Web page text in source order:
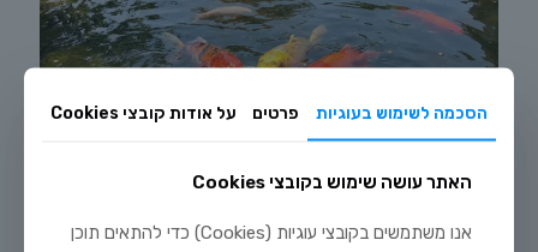
הסכמה לשימוש בעוגיות פרטים על אודות קובצי Cookies
האתר עושה שימוש בקובצי Cookies
אנו משתמשים בקובצי עוגיות (Cookies) כדי להתאים תוכן